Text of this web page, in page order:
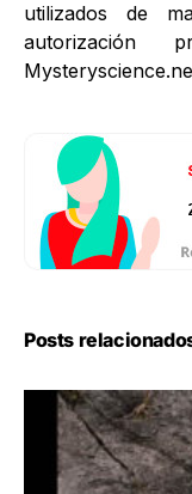
utilizados de
Posts